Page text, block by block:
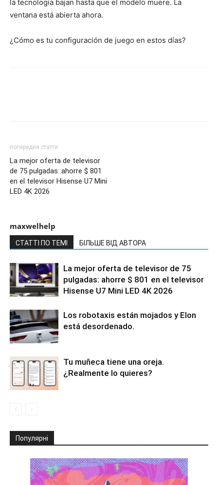
la tecnología bajan hasta que el modelo muere. La
ventana está abierta ahora.
¿Cómo es tu configuración de juego en estos días?
попередня стаття
La mejor oferta de televisor
de 75 pulgadas: ahorre $ 801
en el televisor Hisense U7 Mini
LED 4K 2026
maxwelhelp
СТАТТІ ПО ТЕМІ БІЛЬШЕ ВІД АВТОРА
La mejor oferta de televisor de 75
pulgadas: ahorre $ 801 en el televisor
Hisense U7 Mini LED 4K 2026
Los robotaxis están mojados y Elon
está desordenado.
Tu muñeca tiene una oreja.
¿Realmente lo quieres?
Популярні